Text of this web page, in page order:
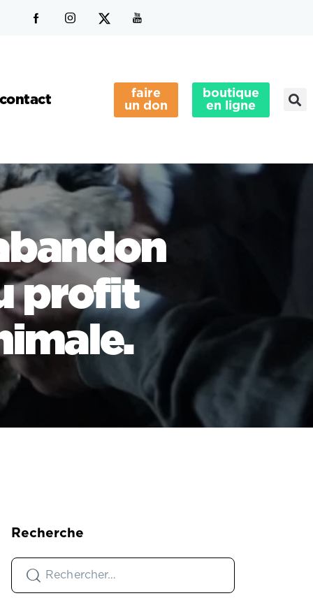
faire
un don
boutique
en ligne
profit
Recherche